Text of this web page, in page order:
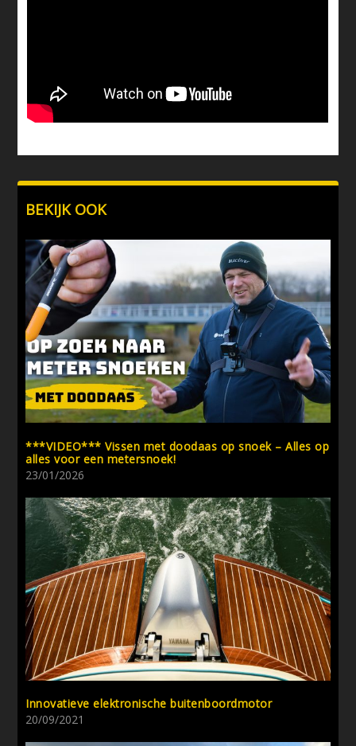
BEKIJK OOK
***VIDEO*** Vissen met doodaas op snoek – Alles op
alles voor een metersnoek!
23/01/2026
Innovatieve elektronische buitenboordmotor
20/09/2021